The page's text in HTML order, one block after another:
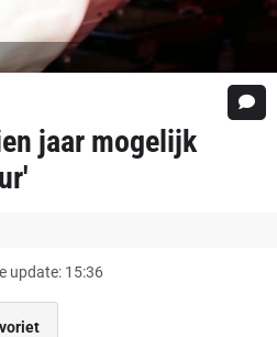
jaar mogelijk
update: 15:36